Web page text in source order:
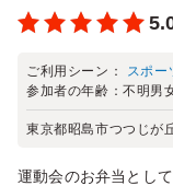
ご利用シーン： スポー
参加者の年齢：不明 男
東京都昭島市つつじが
運動会のお弁当とし